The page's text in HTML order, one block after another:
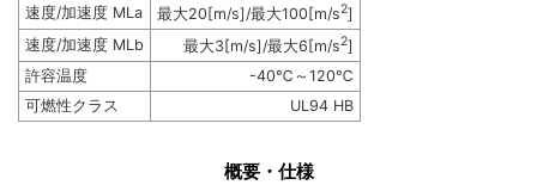
速度/加速度 MLa 最大20[m/s]/最大100[m/s2]
速度/加速度 MLb
最大3[m/s]/最大6[m/s2]
許容温度
-40℃～120℃
可燃性クラス
UL94 HB
概要・仕様